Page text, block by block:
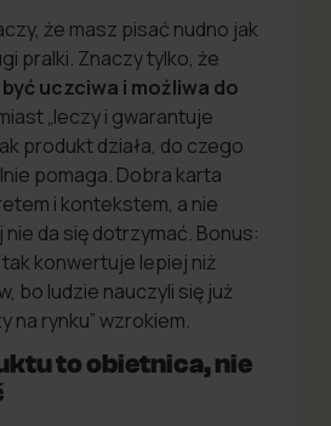
że masz pisać nudno jak
pralki. Znaczy tylko, że
uczciwa i możliwa do
„leczy i gwarantuje
produkt działa, do czego
pomaga. Dobra karta
i kontekstem, a nie
da się dotrzymać. Bonus:
konwertuje lepiej niż
bo ludzie nauczyli się już
na rynku” wzrokiem.
to obietnica, nie